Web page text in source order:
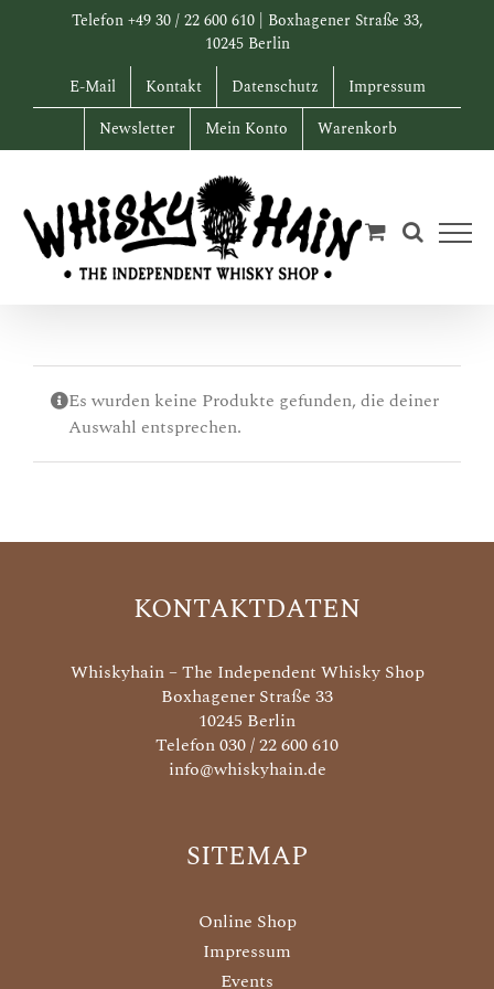
Telefon +49 30 / 22 600 610 | Boxhagener Straße 33,
10245 Berlin
E-Mail
Kontakt Datenschutz
Impressum
Newsletter
Mein Konto Warenkorb
Es wurden keine Produkte gefunden, die deiner
Auswahl entsprechen.
KONTAKTDATEN
Whiskyhain – The Independent Whisky Shop
Boxhagener Straße 33
10245 Berlin
Telefon 030 / 22 600 610
info@whiskyhain.de
SITEMAP
Online Shop
Impressum
Events